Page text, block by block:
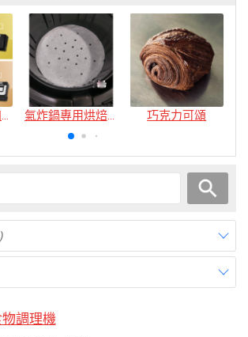
真空包裝機｜四款 氣炸鍋專用烘焙紙 巧克力可頌
物調理機